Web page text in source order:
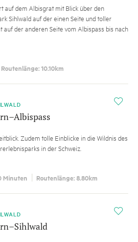
auf dem Albisgrat mit Blick über den
Sihlwald auf der einen Seite und toller
auf der anderen Seite vom Albispass bis nach
Routenlänge: 10.10km
i
Zudem tolle Einblicke in die Wildnis des
in der Schweiz.
Minuten
Routenlänge: 8.80km
i